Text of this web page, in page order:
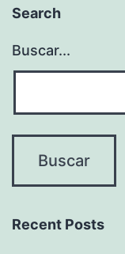
Search
Buscar...
Recent Posts